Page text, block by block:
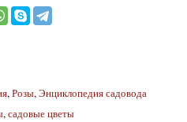
,Розы,Энциклопедия садовода
,садовые цветы